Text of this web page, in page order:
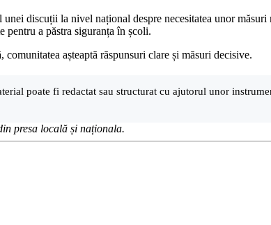
discuții la nivel național despre necesitatea unor
pentru a păstra siguranța în școli.
comunitatea așteaptă răspunsuri clare și măsuri decisive.
poate fi redactat sau structurat cu ajutorul unor
presa locală și naționala.